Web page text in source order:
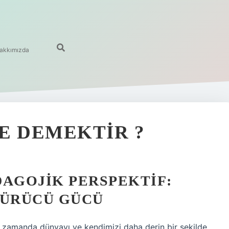
DEMEKTIR ?
PERSPEKTIF:
GÜCÜ
dünyayı ve kendimizi daha derin bir şekilde